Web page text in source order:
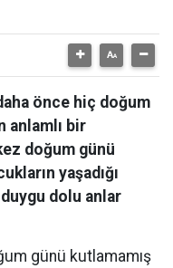
önce hiç doğum
anlamlı bir
doğum günü
yaşadığı
dolu anlar
günü kutlamamış